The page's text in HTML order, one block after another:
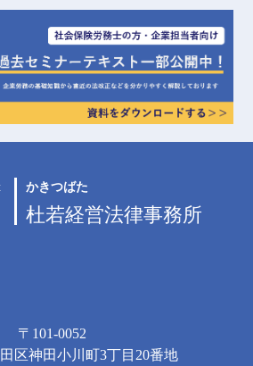
かきつばた
杜若経営法律事務所
〒101-0052
区神田小川町3丁目20番地